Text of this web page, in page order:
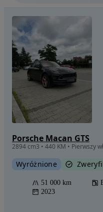
Porsche Macan GTS
2894 cm3 • 440 KM • Pierwszy
Wyróżnione
51 000 km
2023